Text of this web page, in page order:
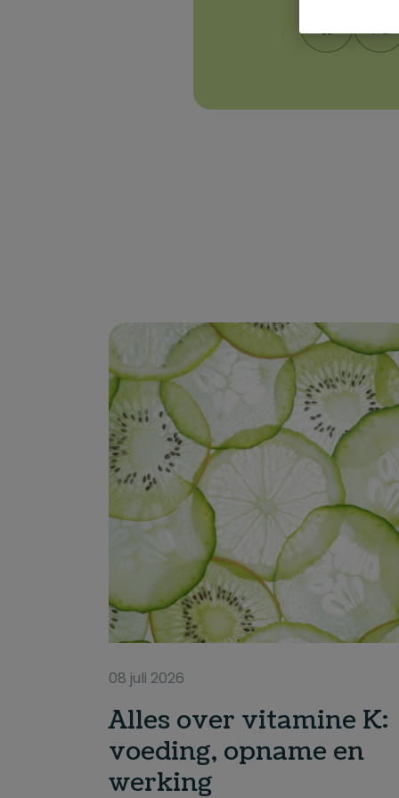
08 juli 2026
Alles over vitamine K:
voeding, opname en
werking